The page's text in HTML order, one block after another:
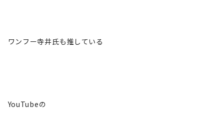
ワンフー寺井氏も推している
YouTubeの